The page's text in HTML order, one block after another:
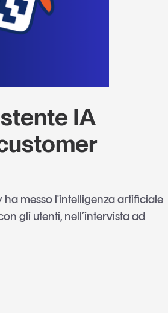
IA
messo l'intelligenza artificiale
gli utenti, nell’intervista ad